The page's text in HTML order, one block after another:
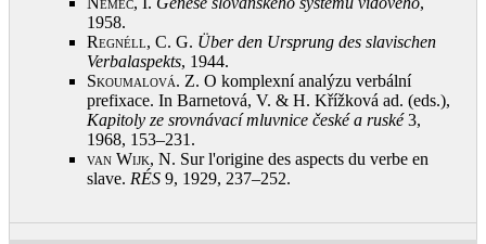
1958.
Regnéll, C. G. Über den Ursprung des slavischen
Verbalaspekts, 1944.
Skoumalová. Z. O komplexní analýzu verbální
prefixace. In Barnetová, V. & H. Křížková ad. (eds.),
Kapitoly ze srovnávací mluvnice české a ruské3,
1968, 153–231 .
van Wijk, N. Sur l'origine des aspects du verbe en
slave. RÉS 9, 1929, 237–252.